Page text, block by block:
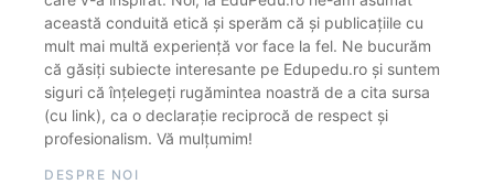
această conduită etică și sperăm că și publicațiile cu
mult mai multă experiență vor face la fel. Ne bucurăm
că găsiți subiecte interesante pe Edupedu.ro și suntem
siguri că înțelegeți rugămintea noastră de a cita sursa
(cu link), ca o declarație reciprocă de respect și
profesionalism. Vă mulțumim!
DESPRE NOI